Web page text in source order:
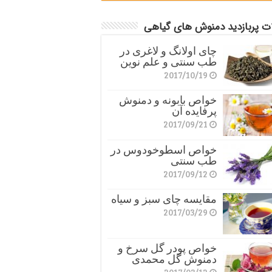
پربازدید دمنوش های گیاهی
چای اولانگ و لاغری در
طب سنتی و علم نوین
2017/10/19
خواص بابونه و دمنوش
پرفایده آن
2017/09/21
خواص اسطوخودوس در
طب سنتی
2017/09/12
مقایسه چای سبز و سیاه
2017/03/29
خواص پودر گل سرخ و
دمنوش گل محمدی